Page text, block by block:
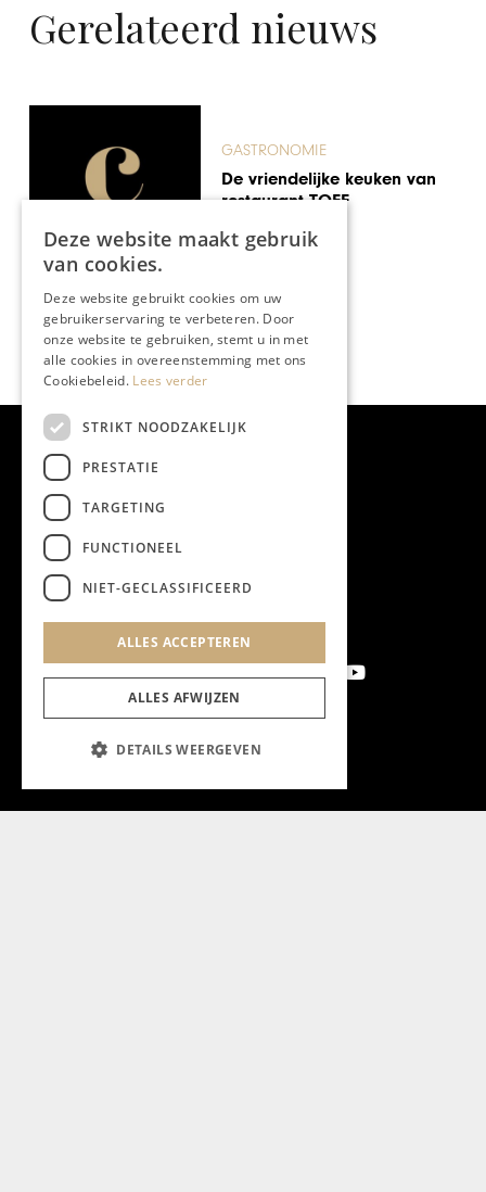
Gerelateerd nieuws
Ook sterrenchef Edwin
Soumang te gast in het
Gault&Millau-theater op de
Aanmelden nieuwsbrief
Deze website maakt gebruik
van cookies.
Deze website gebruikt cookies om uw
gebruikerservaring te verbeteren. Door
onze website te gebruiken, stemt u in met
alle cookies in overeenstemming met ons
Cookiebeleid. Lees verder
STRIKT NOODZAKELIJK
PRESTATIE
TARGETING
FUNCTIONEEL
NIET-GECLASSIFICEERD
ALLES ACCEPTEREN
ALLES AFWIJZEN
DETAILS WEERGEVEN